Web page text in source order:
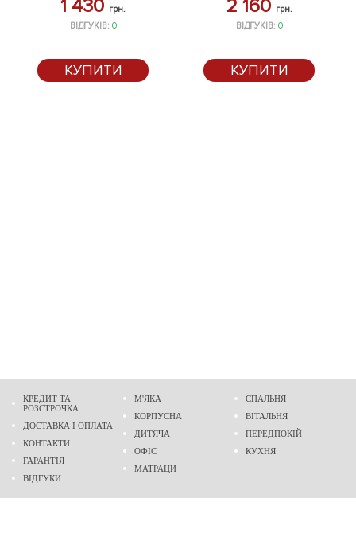
1 430 грн.
ВІДГУКІВ: 0
КУПИТИ
2 160 грн.
ВІДГУКІВ: 0
КУПИТИ
КРЕДИТ ТА
РОЗСТРОЧКА
ДОСТАВКА І ОПЛАТА
КОНТАКТИ
ГАРАНТІЯ
ВІДГУКИ
М'ЯКА
КОРПУСНА
ДИТЯЧА
ОФІС
МАТРАЦИ
СПАЛЬНЯ
ВІТАЛЬНЯ
ПЕРЕДПОКІЙ
КУХНЯ